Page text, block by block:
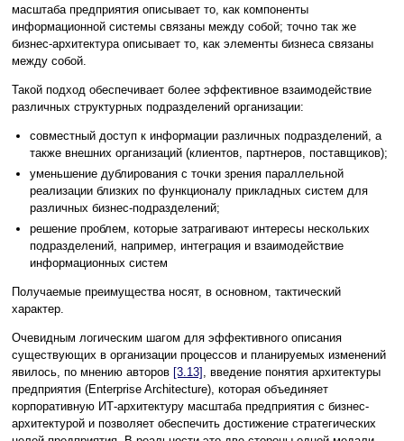
масштаба предприятия описывает то, как компоненты
информационной системы связаны между собой; точно так же
бизнес-архитектура описывает то, как элементы бизнеса связаны
между собой.
Такой подход обеспечивает более эффективное взаимодействие
различных структурных подразделений организации:
совместный доступ к информации различных подразделений, а
также внешних организаций (клиентов, партнеров, поставщиков);
уменьшение дублирования с точки зрения параллельной
реализации близких по функционалу прикладных систем для
различных бизнес-подразделений;
решение проблем, которые затрагивают интересы нескольких
подразделений, например, интеграция и взаимодействие
информационных систем
Получаемые преимущества носят, в основном, тактический
характер.
Очевидным логическим шагом для эффективного описания
существующих в организации процессов и планируемых изменений
явилось, по мнению авторов [3.13]
, введение понятия архитектуры
предприятия (Enterprise Architecture), которая объединяет
корпоративную ИТ-архитектуру масштаба предприятия c бизнес-
архитектурой и позволяет обеспечить достижение стратегических